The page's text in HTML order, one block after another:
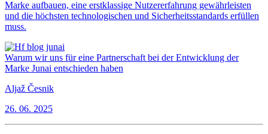
Marke aufbauen, eine erstklassige Nutzererfahrung gewährleisten
und die höchsten technologischen und Sicherheitsstandards erfüllen
muss.
Warum wir uns für eine Partnerschaft bei der Entwicklung der
Marke Junai entschieden haben
Aljaž Česnik
26. 06. 2025